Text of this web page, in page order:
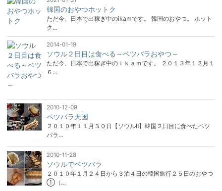
韓国のおやつホットク
ただ今、日本で出稼ぎ中のikamです。 韓国のおやつ。 ホット
ク…
2014-01-19
ソウル２日目は食べる～ベツバラおやつ～
ただ今、日本で出稼ぎ中のｉｋａｍです。 ２０１３年１２月１
６…
2010-12-09
ベツバラ天国
２０１０年１１月３０日【ソウルⅡ】韓国２日目に食べたベツ
バラ…
2010-11-28
ソウルでベツバラ
２０１０年１月２４日から３泊４日の韓国旅行２５日のおやつ
①（…